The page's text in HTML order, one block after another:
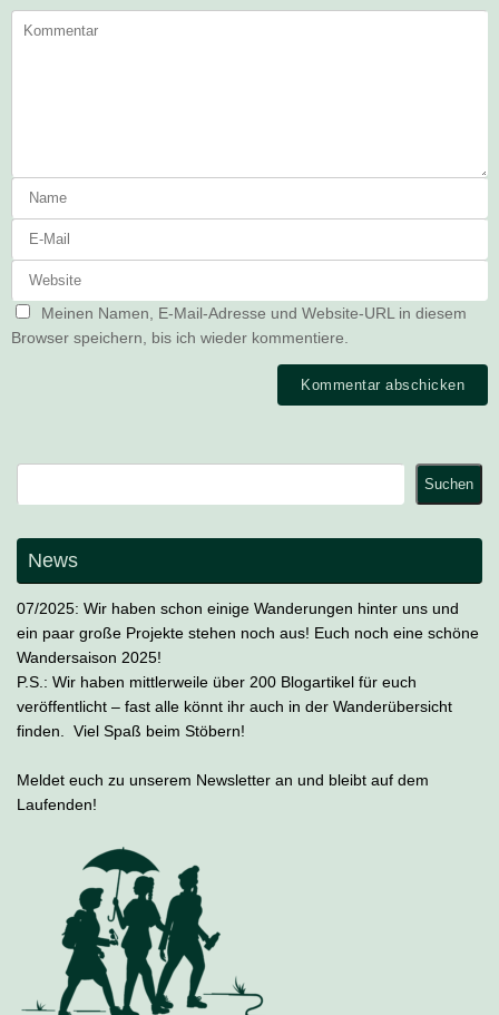
Meinen Namen, E-Mail-Adresse und Website-URL in diesem
Browser speichern, bis ich wieder kommentiere.
Suchen
News
07/2025: Wir haben schon einige Wanderungen hinter uns und
ein paar große Projekte stehen noch aus! Euch noch eine schöne
Wandersaison 2025!
P.S.: Wir haben mittlerweile über 200 Blogartikel für euch
veröffentlicht – fast alle könnt ihr auch in der Wanderübersicht
finden. Viel Spaß beim Stöbern!
Meldet euch zu unserem Newsletter an und bleibt auf dem
Laufenden!